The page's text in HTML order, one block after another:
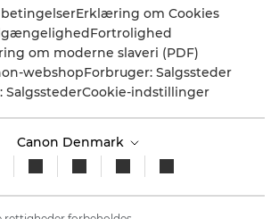
Erklæring om Cookies
Fortrolighed
om moderne slaveri (PDF)
webshopForbruger: Salgssteder
SalgsstederCookie-indstillinger
Canon Denmark